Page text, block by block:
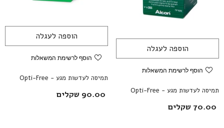
הוספה לעגלה
הוסף לרשימת המשאלות
תמיסה לעדשות מגע - Opti-Free
Express
70.00 שקלים
הוספה לעגלה
הוסף לרשימת המשאלות
תמיסה לעדשות מגע - Opti-Free
Pure Moist
90.00 שקלים